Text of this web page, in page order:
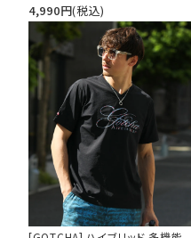
4,990円(税込)